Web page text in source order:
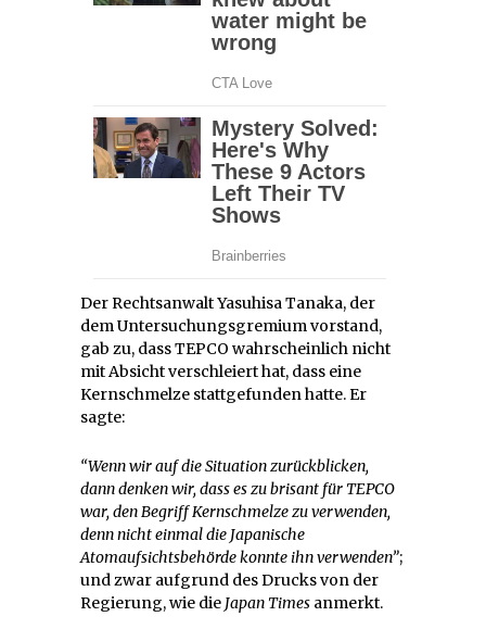
Der Rechtsanwalt Yasuhisa Tanaka, der
dem Untersuchungsgremium vorstand,
gab zu, dass TEPCO wahrscheinlich nicht
mit Absicht verschleiert hat, dass eine
Kernschmelze stattgefunden hatte. Er
sagte:
“Wenn wir auf die Situation zurückblicken,
dann denken wir, dass es zu brisant für TEPCO
war, den Begriff Kernschmelze zu verwenden,
denn nicht einmal die Japanische
Atomaufsichtsbehörde konnte ihn verwenden”;
und zwar aufgrund des Drucks von der
Regierung, wie die Japan Times anmerkt.